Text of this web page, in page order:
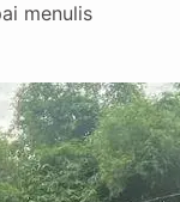
menulis